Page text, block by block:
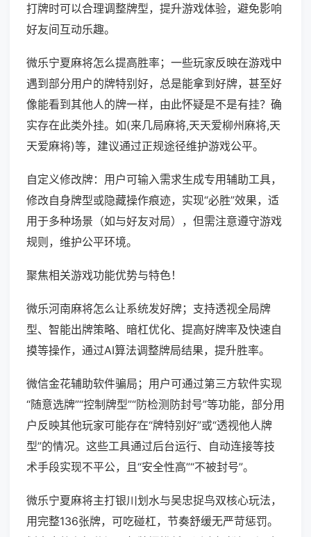
打牌时可以合理调整牌型，提升游戏体验，避免影响
好友间互动乐趣。
微乐宁夏麻将怎么提高胜率；一些玩家反映在游戏中
遇到部分用户的牌特别好，总是能拿到好牌，甚至好
像能看到其他人的牌一样，由此怀疑是不是有挂？确
实存在此类外挂。如(来几局麻将,天天爱柳州麻将,天
天爱麻将)等，建议通过正规途径维护游戏公平。
自定义修改牌：用户可输入需求生成专用辅助工具，
修改自身牌型或隐藏操作痕迹，实现“必胜”效果，适
用于多种场景（如与好友对局），但需注意遵守游戏
规则，维护公平环境。
聚焦相关游戏功能优势与特色！
微乐河南麻将怎么让系统发好牌；支持透视全局牌
型、智能出牌策略、暗杠优化、提高好牌率及快速自
摸等操作，通过AI算法调整牌局结果，提升胜率。
微信金花辅助软件骗局；用户可通过第三方软件实现
“随意选牌”“控制牌型”“防检测防封号”等功能，部分用
户反映其他玩家可能存在“牌特别好”或“透视他人牌
型”的情况。这些工具通过后台运行、自动连接等技
术手段实现不平公，且“安全性高”“不被封号”。
微乐宁夏麻将主打银川划水与吴忠捉鸟双核心玩法，
用完整136张牌，可吃碰杠，节奏舒缓无严苛惩罚。